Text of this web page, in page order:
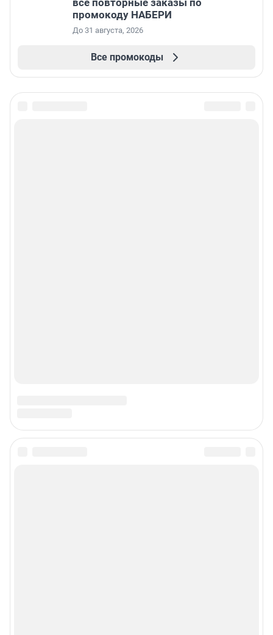
промокоду НАБЕРИ
До 31 августа, 2026
Все промокоды